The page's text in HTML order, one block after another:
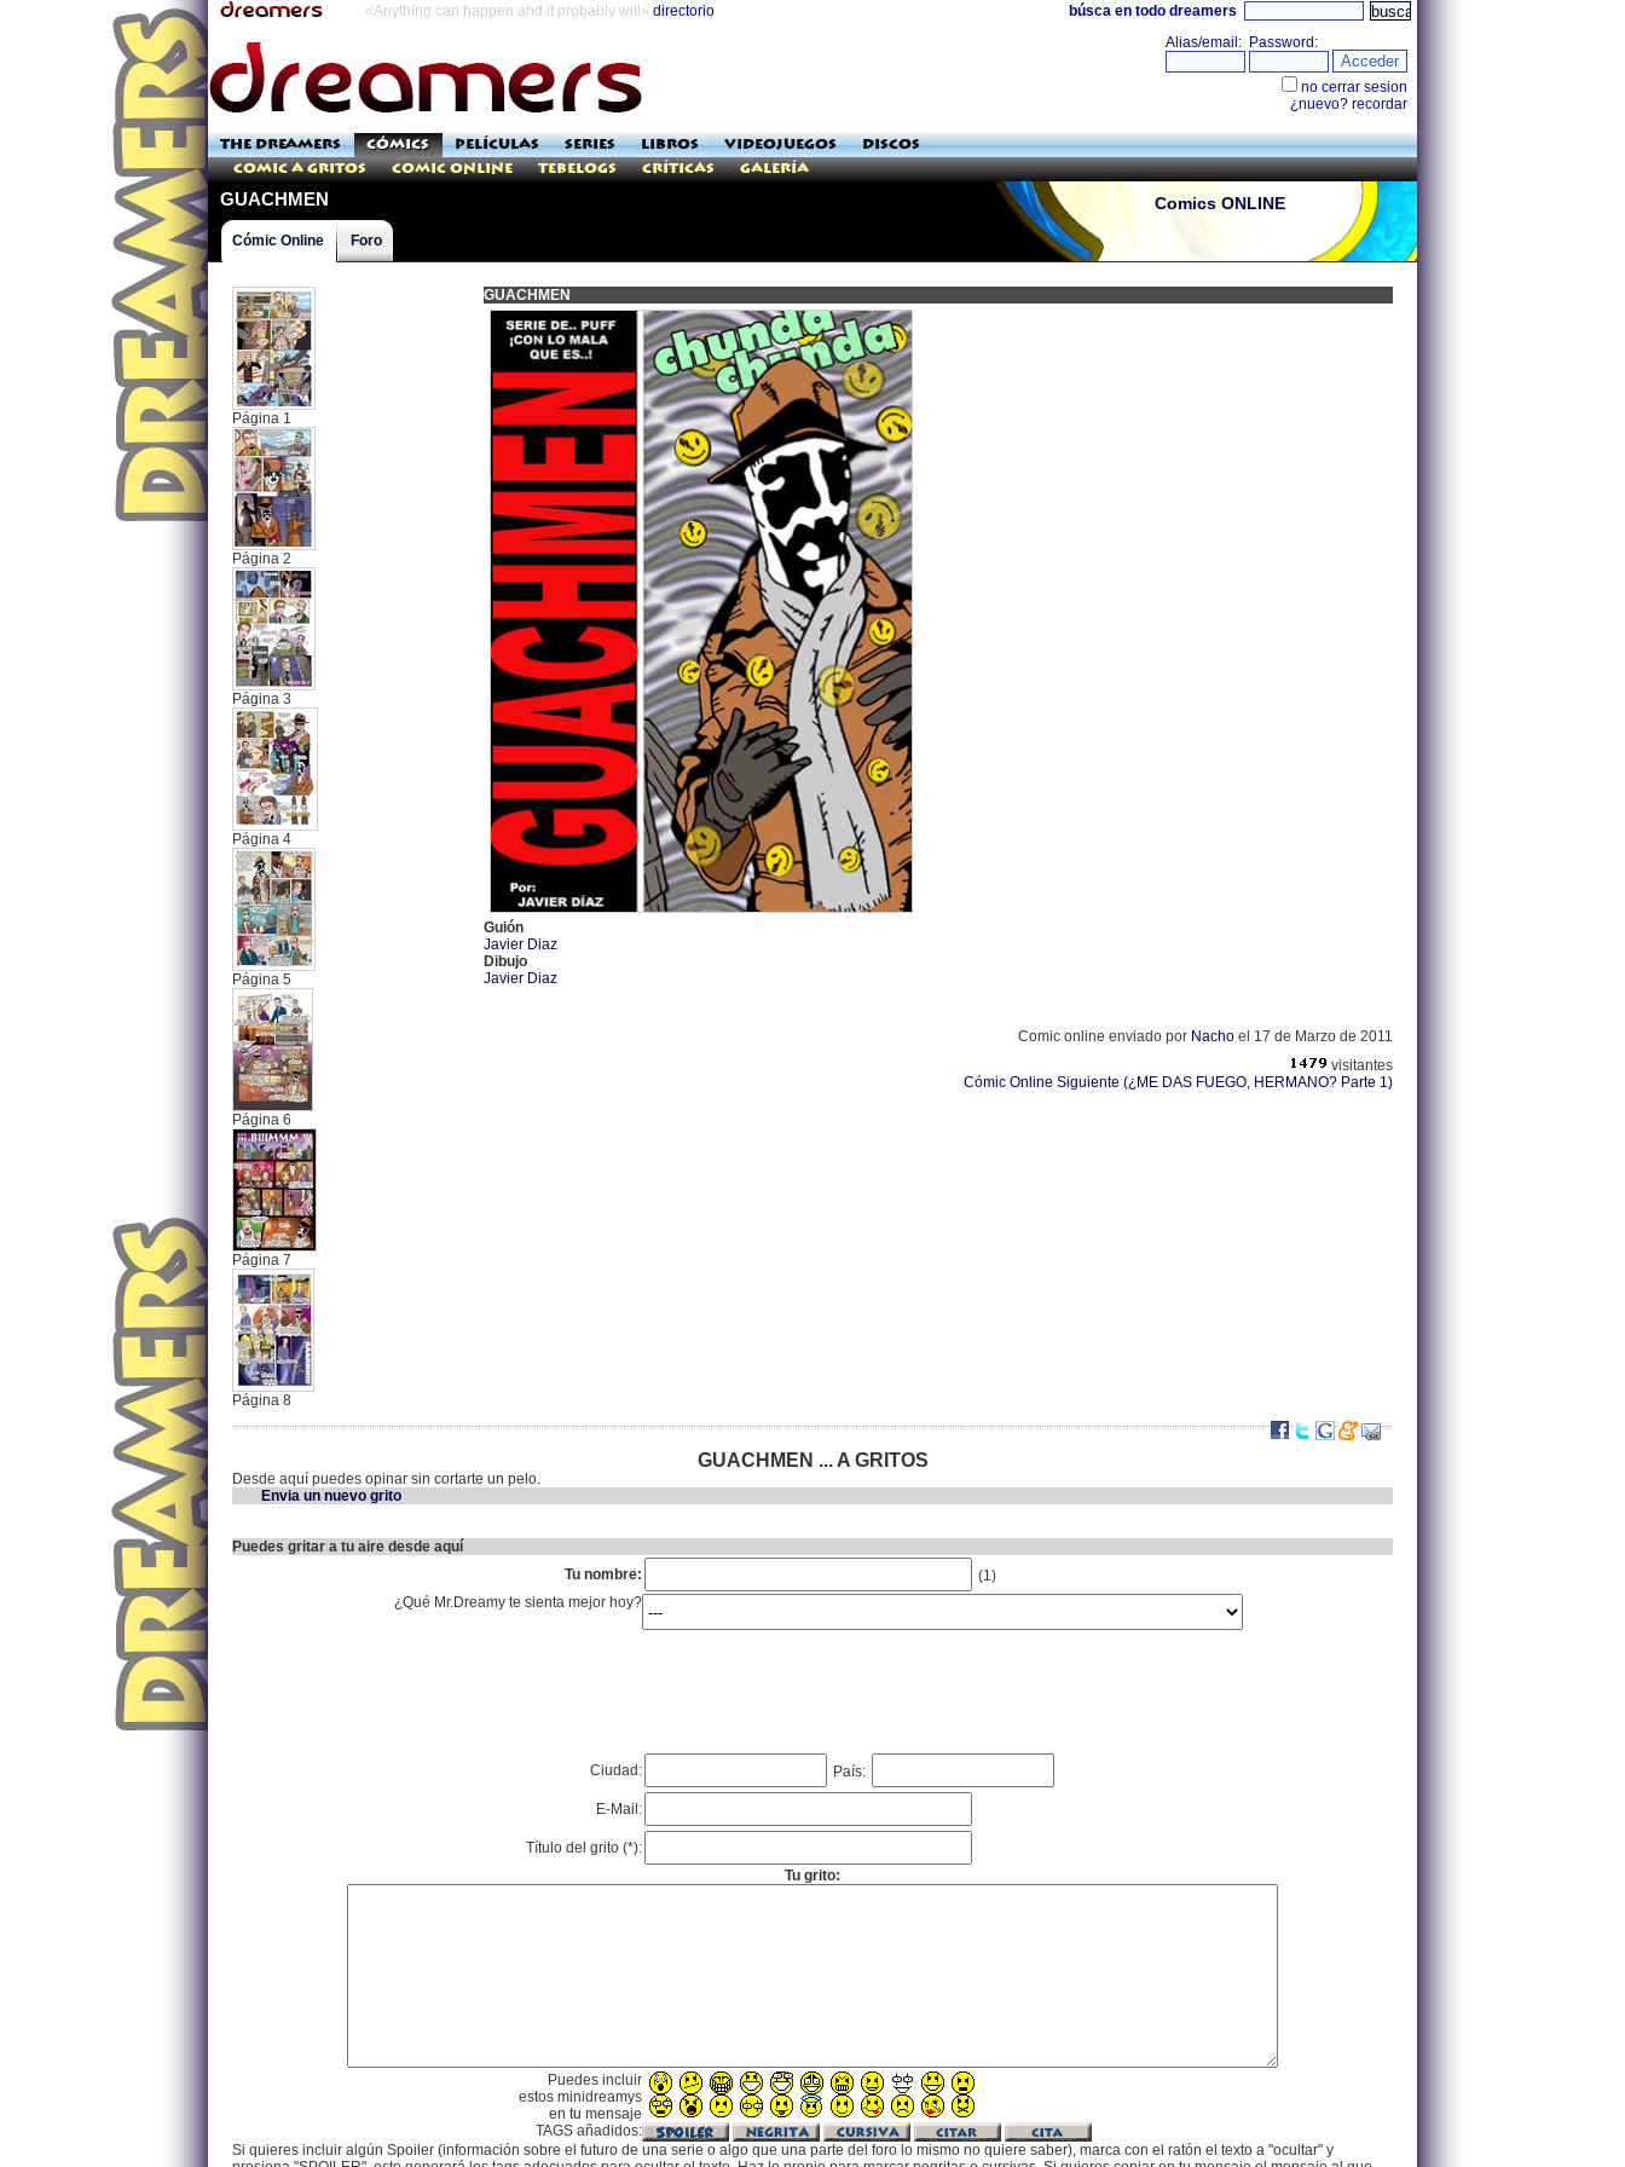
«Anything can happen and it probably will» directorio búsca en todo dreamers
THE DREAMERS CÓMICS PELÍCULAS SERIES LIBROS VIDEOJUEGOS
DISCOS
Comic a Gritos
Comic Online Tebelogs Críticas Galería
GUACHMEN Comics ONLINE
Cómic Online Foro
Página 1
Página 2
Página 3
Página 4
Página 5
Página 6
Página 7
Página 8
GUACHMEN
Guión
Javier Diaz
Dibujo
Javier Diaz
Comic online enviado por Nacho el 17 de Marzo de 2011
visitantes
Cómic Online Siguiente (¿ME DAS FUEGO, HERMANO? Parte 1)
GUACHMEN ... A GRITOS
Desde aquí puedes opinar sin cortarte un pelo.
Envia un nuevo grito
Puedes gritar a tu aire desde aquí
Tu nombre:
(1)
¿Qué Mr.Dreamy te sienta mejor hoy?
Ciudad: País:
E-Mail:
Título del grito (*):
Tu grito:
Puedes incluir
estos minidreamys
en tu mensaje
TAGS añadidos:
Si quieres incluir algún Spoiler (información sobre el futuro de una serie o algo que una parte del foro lo mismo no quiere saber), marca con el ratón el texto a "ocultar" y